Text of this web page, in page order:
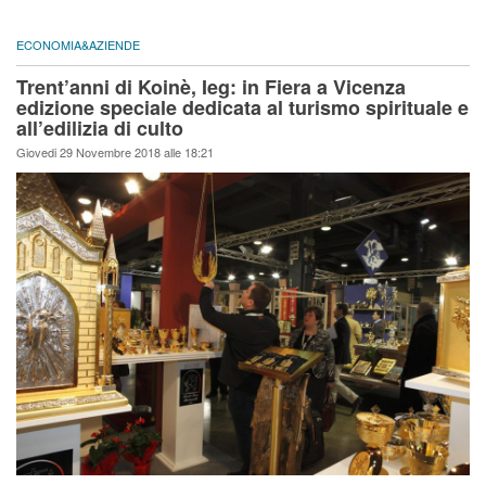
ECONOMIA&AZIENDE
Trent’anni di Koinè, Ieg: in Fiera a Vicenza
edizione speciale dedicata al turismo spirituale e
all’edilizia di culto
Giovedi 29 Novembre 2018 alle 18:21